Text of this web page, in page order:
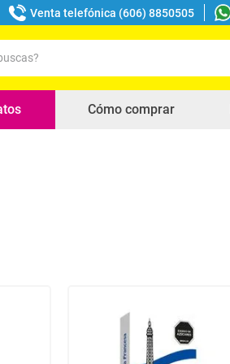
Venta telefónica (606) 8850505
Cómo comprar
buscados